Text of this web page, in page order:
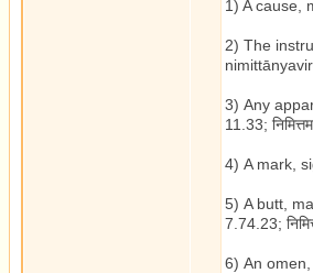
1) A cause,
2) The
3) Any
11.33;
4) A mark,
5) A butt,
7.74.23;
6) An omen,